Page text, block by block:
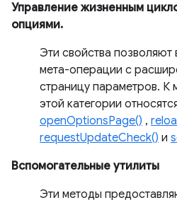
Управление жизненным
опциями.
Эти свойства позволяют
мета-операции с
страницу параметров. К
этой категории
openOptionsPage() ,
requestUpdateCheck() и
Вспомогательные утилиты
Эти методы